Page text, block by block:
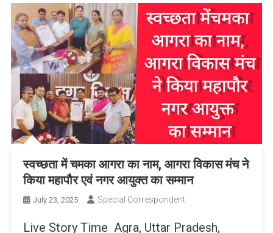
स्वच्छता में चमका आगरा का नाम, आगरा विकास मंच ने
किया महापौर एवं नगर आयुक्त का सम्मान
July 23, 2025 Special Correspondent
Live Story Time Agra, Uttar Pradesh,